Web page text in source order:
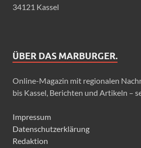
34121 Kassel
ÜBER DAS MARBURGER.
Online-Magazin mit regionalen
bis Kassel, Berichten und Artikeln –
Impressum
Datenschutzerklärung
Redaktion